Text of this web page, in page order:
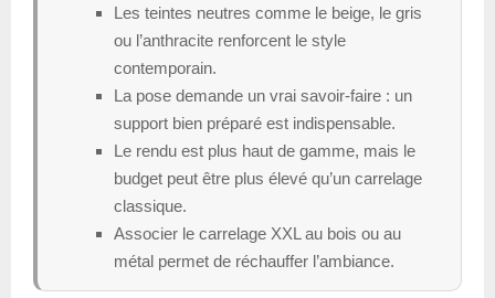
Les teintes neutres comme le beige, le gris
ou l’anthracite renforcent le style
contemporain.
La pose demande un vrai savoir-faire : un
support bien préparé est indispensable.
Le rendu est plus haut de gamme, mais le
budget peut être plus élevé qu’un carrelage
classique.
Associer le carrelage XXL au bois ou au
métal permet de réchauffer l’ambiance.